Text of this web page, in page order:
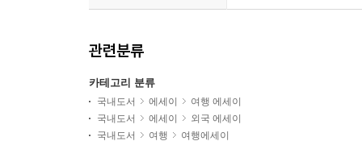
관련분류
카테고리 분류
국내도서 에세이
여행 에세이
국내도서
에세이
외국 에세이
국내도서
여행 여행에세이